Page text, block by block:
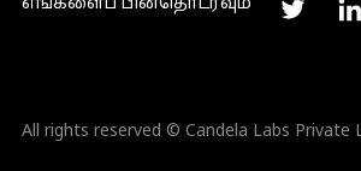
எங்களைப் பின்தொடரவும்
All rights reserved © Candela Labs Private